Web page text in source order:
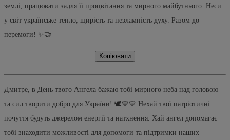
землі, працювати задля її процвітання та мирного майбутнього. Неси
у світ українське тепло, щирість та незламність духу. Разом до
перемоги! ✨🤝
Копіювати
Дмитре, в День твого Ангела бажаю тобі мирного неба над головою
та сил творити добро для України! 🕊️💙💛 Нехай твої патріотичні
почуття будуть джерелом енергії та натхнення. Хай ангел допомагає
тобі знаходити можливості для допомоги та підтримки наших